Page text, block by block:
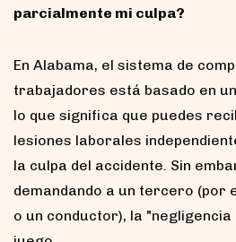
parcialmente mi culpa?
En Alabama, el sistema de
trabajadores está basado en
lo que significa que puedes
lesiones laborales
la culpa del accidente. Sin
demandando a un tercero (por
o un conductor), la